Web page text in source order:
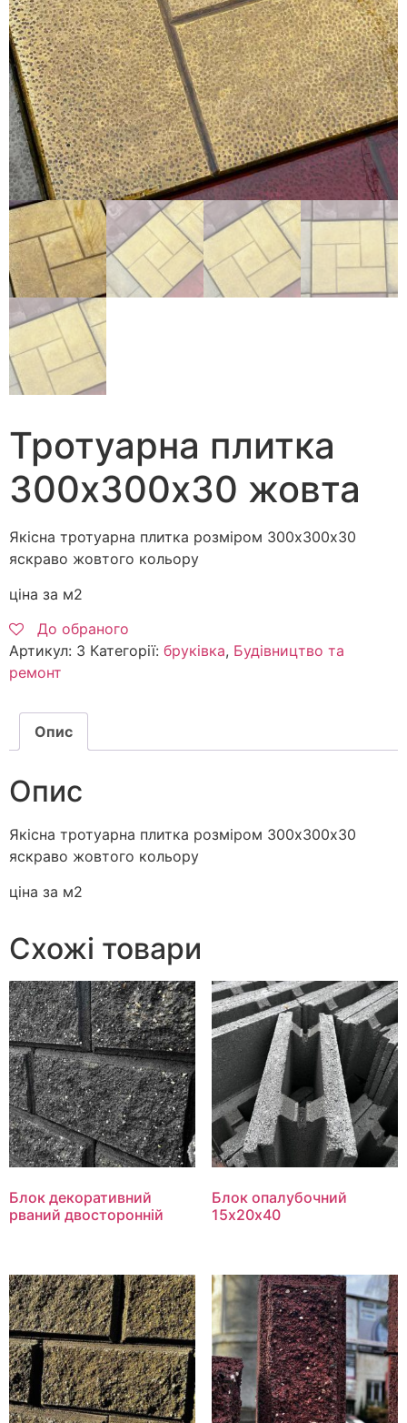
Тротуарна плитка
300х300х30 жовта
Якісна тротуарна плитка розміром 300х300х30
яскраво жовтого кольору
ціна за м2
До обраного
Артикул: 3 Категорії: бруківка, Будівництво та
ремонт
Опис
Опис
Якісна тротуарна плитка розміром 300х300х30
яскраво жовтого кольору
ціна за м2
Схожі товари
Блок декоративний
рваний двосторонній
Блок опалубочний
15х20х40